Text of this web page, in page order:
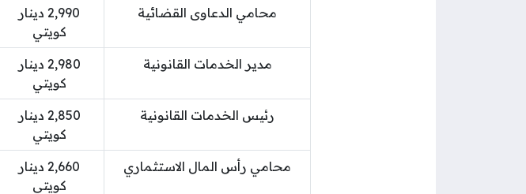
محامي الدعاوى القضائية
2,990 دينار
كويتي
مدير الخدمات القانونية
2,980 دينار
كويتي
رئيس الخدمات القانونية
2,850 دينار
كويتي
محامي رأس المال الاستثماري
2,660 دينار
كويتي